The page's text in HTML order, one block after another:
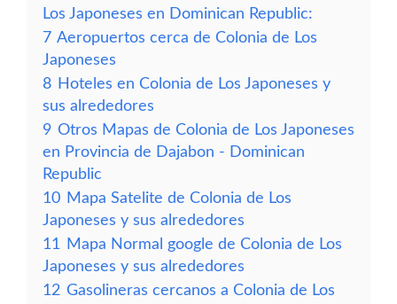
Los Japoneses en Dominican Republic:
7 Aeropuertos cerca de Colonia de Los
Japoneses
8 Hoteles en Colonia de Los Japoneses y
sus alrededores
9 Otros Mapas de Colonia de Los Japoneses
en Provincia de Dajabon - Dominican
Republic
10 Mapa Satelite de Colonia de Los
Japoneses y sus alrededores
11
Mapa Normal google de Colonia de Los
Japoneses y sus alrededores
12 Gasolineras cercanos a Colonia de Los